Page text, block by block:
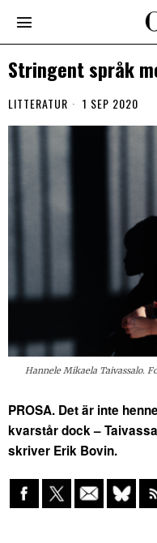
Stringent språk
LITTERATUR 1 SEP 2020
Hannele Mikaela Taivassalo.
PROSA. Det är inte
kvarstår dock –
skriver Erik Bovin.